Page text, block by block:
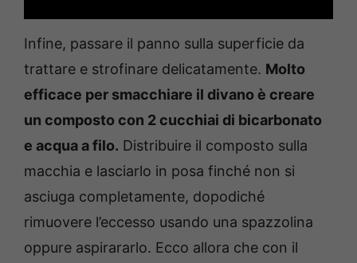
Infine, passare il panno sulla superficie da
trattare e strofinare delicatamente. Molto
efficace per smacchiare il divano è creare
un composto con 2 cucchiai di bicarbonato
e acqua a filo. Distribuire il composto sulla
macchia e lasciarlo in posa finché non si
asciuga completamente, dopodiché
rimuovere l’eccesso usando una spazzolina
oppure aspirararlo. Ecco allora che con il